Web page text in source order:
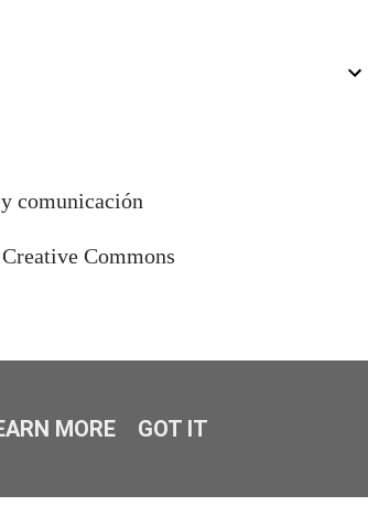
comunicación
Commons
MORE GOT IT